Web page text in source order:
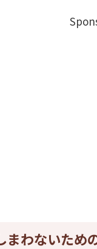
わないため